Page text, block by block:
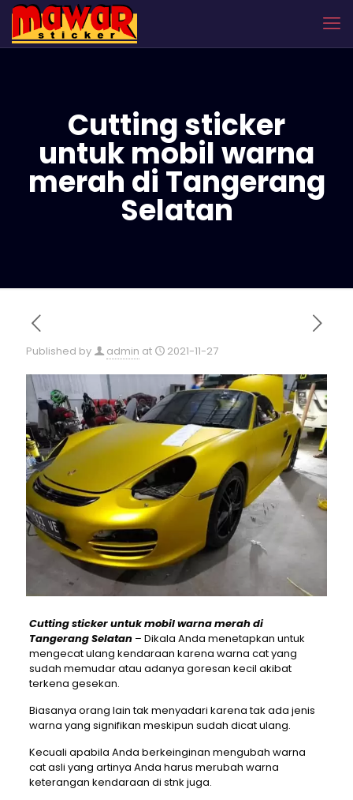
Cutting sticker
untuk mobil warna
merah di Tangerang
Selatan
Published by admin at 2021-11-27
Cutting sticker untuk mobil warna merah di
Tangerang Selatan– Dikala Anda menetapkan untuk
mengecat ulang kendaraan karena warna cat yang
sudah memudar atau adanya goresan kecil akibat
terkena gesekan.
Biasanya orang lain tak menyadari karena tak ada jenis
warna yang signifikan meskipun sudah dicat ulang.
Kecuali apabila Anda berkeinginan mengubah warna
cat asli yang artinya Anda harus merubah warna
keterangan kendaraan di stnk juga.